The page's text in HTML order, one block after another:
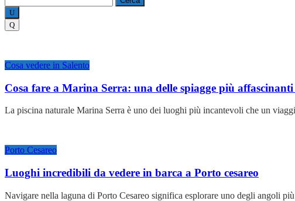
per:
Cosa vedere in Salento
Cosa fare a Marina Serra: una delle spiagge più affascinanti
La piscina naturale Marina Serra è uno dei luoghi più incantevoli che un
Porto Cesareo
Luoghi incredibili da vedere in barca a Porto cesareo
Navigare nella laguna di Porto Cesareo significa esplorare uno degli angoli